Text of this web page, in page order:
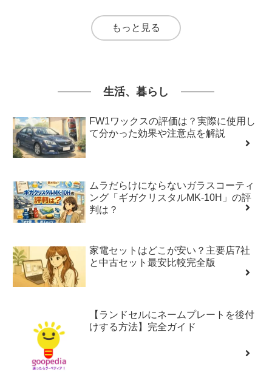
もっと見る
生活、暮らし
FW1ワックスの評価は？実際に使用し
て分かった効果や注意点を解説
ムラだらけにならないガラスコーティ
ング「ギガクリスタルMK-10H」の評
判は？
家電セットはどこが安い？主要店7社
と中古セット最安比較完全版
【ランドセルにネームプレートを後付
けする方法】完全ガイド